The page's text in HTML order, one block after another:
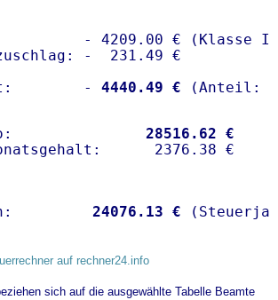
- 4209.00 € (Klasse I)
-  231.49 €
-
4440.49 €
Brutto: 28516.62 €
24076.13 €
auf rechner24.info
sich auf die ausgewählte Tabelle Beamte